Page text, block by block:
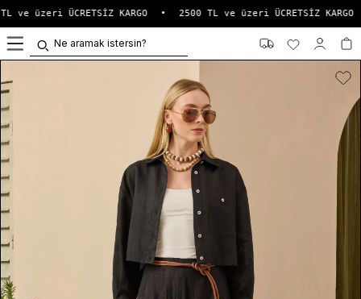
ve üzeri ÜCRETSİZ KARGO 2500 TL ve üzeri ÜCRETSİZ KARGO